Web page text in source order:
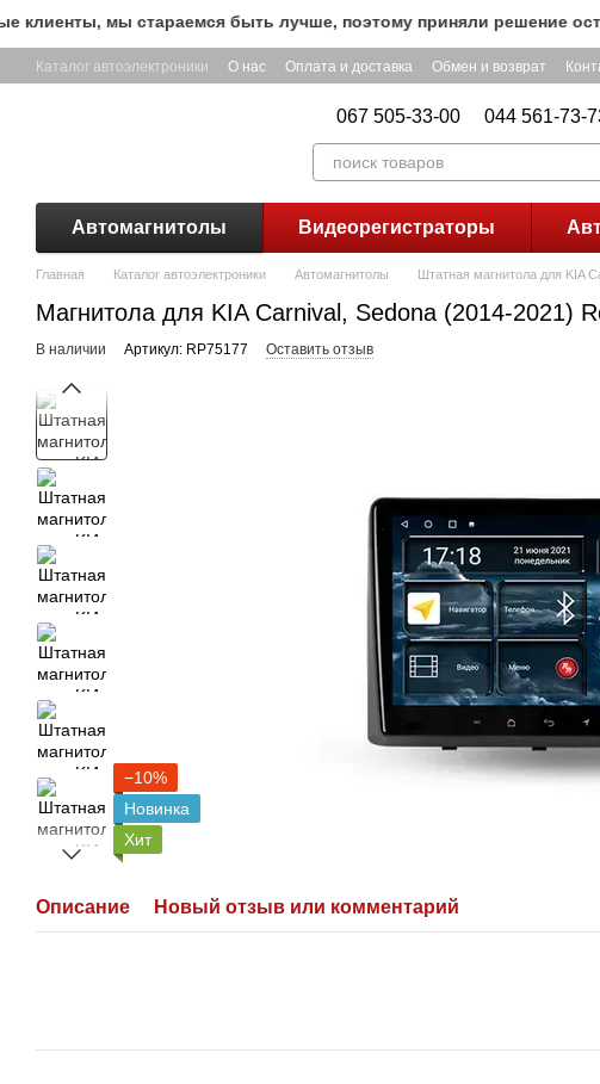
Перейти к основному контенту
мы стараемся быть лучше, поэтому приняли решение
Каталог автоэлектроники О нас Оплата и доставка Обмен и возврат
067 505-33-00 044 561-73-
Автомагнитолы Видеорегистраторы
Главная Каталог автоэлектроники Автомагнитолы Штатная магнитола для KIA
Магнитола для KIA Carnival, Sedona (2014-2021)
В наличии Артикул: RP75177 Оставить отзыв
−10%
Новинка
Хит
Описание Новый отзыв или комментарий